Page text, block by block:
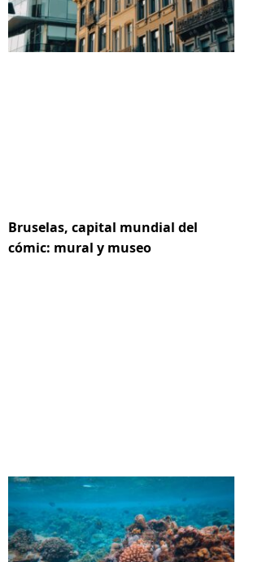
Bruselas, capital mundial del
cómic: mural y museo